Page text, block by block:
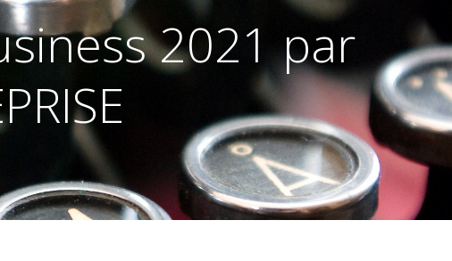
2021 par